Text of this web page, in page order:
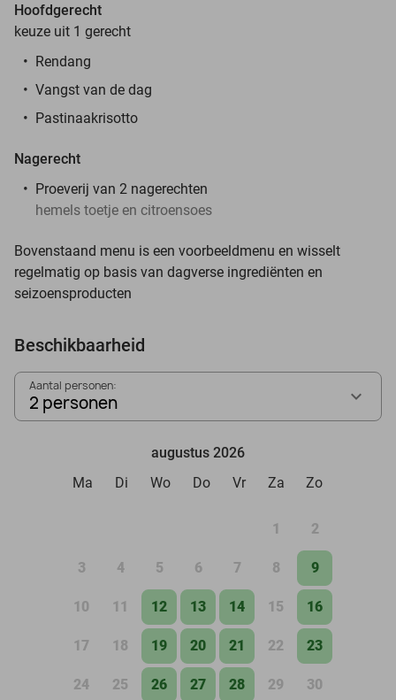
Hoofdgerecht
keuze uit 1 gerecht
Rendang
Vangst van de dag
Pastinaakrisotto
Nagerecht
Proeverij van 2 nagerechten
hemels toetje en citroensoes
Bovenstaand menu is een voorbeeldmenu en wisselt
regelmatig op basis van dagverse ingrediënten en
seizoensproducten
Beschikbaarheid
Aantal personen:
2 personen
augustus 2026
Ma
Di Wo Do Vr Za Zo
1 2
3 4 5 6 7 8 9
10 11 12 13 14 15 16
17 18 19 20 21 22 23
24 25 26 27 28 29 30